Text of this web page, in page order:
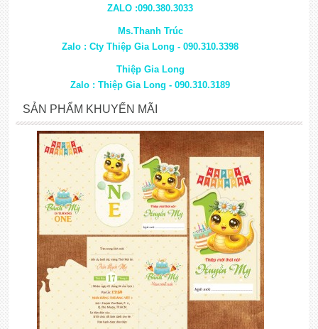
ZALO :090.380.3033
Ms.Thanh Trúc
Zalo : Cty Thiệp Gia Long - 090.310.3398
Thiệp Gia Long
Zalo : Thiệp Gia Long - 090.310.3189
SẢN PHẨM KHUYẾN MÃI